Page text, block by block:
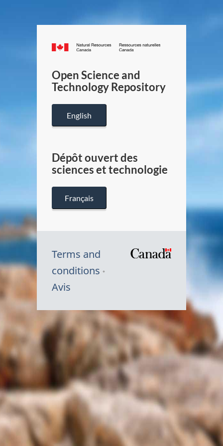
Canada.ca
/
Canada
Open Science and
Technology Repository
English
Dépôt ouvert des
sciences et technologie
Français
Terms and
conditions
Avis
Symbole
du
Canada